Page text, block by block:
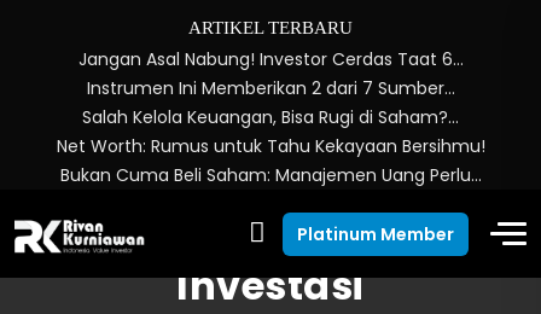
ARTIKEL TERBARU
Jangan Asal Nabung! Investor Cerdas Taat 6…
Instrumen Ini Memberikan 2 dari 7 Sumber…
Salah Kelola Keuangan, Bisa Rugi di Saham?…
Net Worth: Rumus untuk Tahu Kekayaan Bersihmu!
Bukan Cuma Beli Saham: Manajemen Uang Perlu…
Platinum Member
Tips Alokasi THR Untuk
Investasi